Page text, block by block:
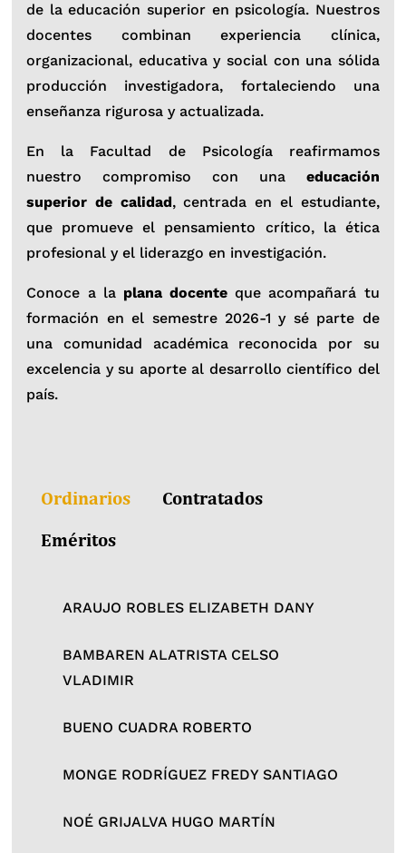
de la educación superior en psicología. Nuestros
docentes combinan experiencia clínica,
organizacional, educativa y social con una sólida
producción investigadora, fortaleciendo una
enseñanza rigurosa y actualizada.
En la Facultad de Psicología reafirmamos
nuestro compromiso con una educación
superior de calidad, centrada en el estudiante,
que promueve el pensamiento crítico, la ética
profesional y el liderazgo en investigación.
Conoce a la plana docente que acompañará tu
formación en el semestre 2026-1 y sé parte de
una comunidad académica reconocida por su
excelencia y su aporte al desarrollo científico del
país.
Ordinarios
Contratados
Eméritos
ARAUJO ROBLES ELIZABETH DANY
BAMBAREN ALATRISTA CELSO
VLADIMIR
BUENO CUADRA ROBERTO
MONGE RODRÍGUEZ FREDY SANTIAGO
NOÉ GRIJALVA HUGO MARTÍN